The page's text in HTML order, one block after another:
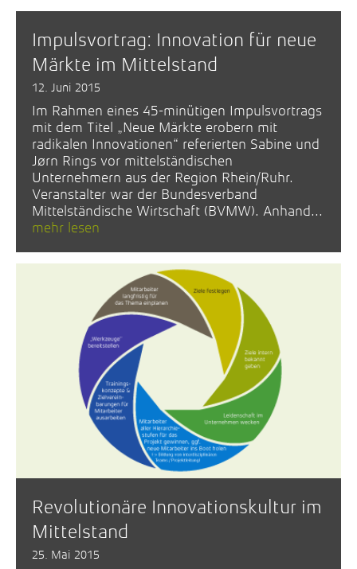
Impulsvortrag: Innovation für neue
Märkte im Mittelstand
12. Juni 2015
Im Rahmen eines 45-minütigen Impulsvortrags
mit dem Titel „Neue Märkte erobern mit
radikalen Innovationen“ referierten Sabine und
Jørn Rings vor mittelständischen
Unternehmern aus der Region Rhein/Ruhr.
Veranstalter war der Bundesverband
Mittelständische Wirtschaft (BVMW). Anhand...
mehr lesen
Revolutionäre Innovationskultur im
Mittelstand
25. Mai 2015